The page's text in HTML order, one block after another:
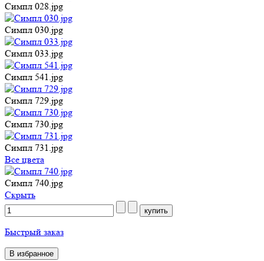
Симпл 028.jpg
Симпл 030.jpg
Симпл 033.jpg
Симпл 541.jpg
Симпл 729.jpg
Симпл 730.jpg
Симпл 731.jpg
Все цвета
Симпл 740.jpg
Cкрыть
Быстрый заказ
В избранное